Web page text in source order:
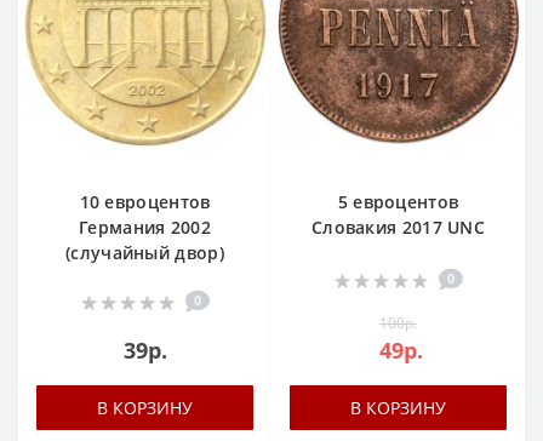
10 евроцентов
Германия 2002
(случайный двор)
0
39р.
В КОРЗИНУ
5 евроцентов
Словакия 2017 UNC
0
100р.
49р.
В КОРЗИНУ